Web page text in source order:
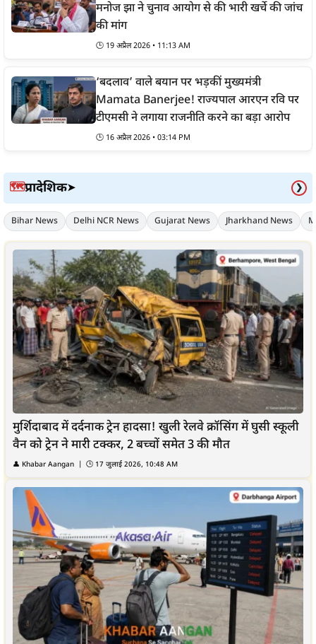
मनोज झा ने चुनाव आयोग से की भारी खर्चे की जांच
की मांग
🕒 19 अप्रैल 2026 • 11:13 AM
‘बदलाव’ वाले बयान पर भड़कीं मुख्यमंत्री
Mamata Banerjee! राज्यपाल आरएन रवि पर
टीएमसी ने लगाया राजनीति करने का बड़ा आरोप
🕒 16 अप्रैल 2026 • 03:14 PM
🗺️प्रादेशिक➤ ❯
Bihar News Delhi NCR News Gujarat News Jharkhand News
मुर्शिदाबाद में दर्दनाक ट्रेन हादसा! खुली रेलवे क्रॉसिंग में घुसी स्कूली
वैन को ट्रेन ने मारी टक्कर, 2 बच्चों समेत 3 की मौत
👤 Khabar Aangan | 🕒 17 जुलाई 2026, 10:48 AM